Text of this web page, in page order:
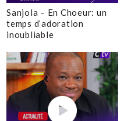
Sanjola – En Choeur: un
temps d’adoration
inoubliable